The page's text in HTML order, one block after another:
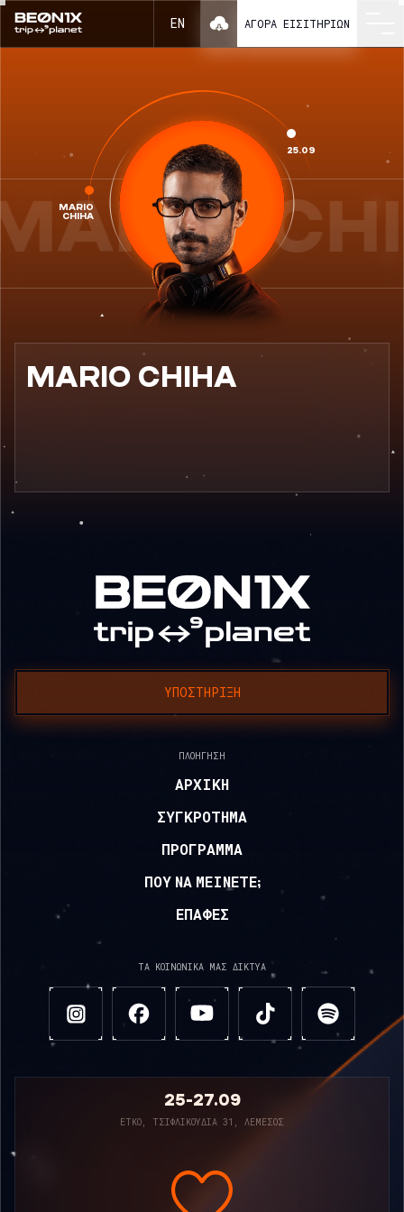
Mario Chiha ως μέρος του BEONIX 2026
EN ΑΓΟΡΆ ΕΙΣΙΤΗΡΊΩΝ
MARIO
CHIHA
25.09
MARIO CHIHA
ΥΠΟΣΤΉΡΙΞΗ
ΠΛΟΉΓΗΣΗ
ΑΡΧΙΚΉ
ΣΥΓΚΡΌΤΗΜΑ
ΠΡΌΓΡΑΜΜΑ
ΠΟΥ ΝΑ ΜΕΊΝΕΤΕ;
ΕΠΑΦΈΣ
ΤΑ ΚΟΙΝΩΝΙΚΆ ΜΑΣ ΔΊΚΤΥΑ
25-27.09
ΕΤΚΟ, ΤΣΙΦΛΙΚΟΎΔΙΑ 31, ΛΕΜΕΣΌΣ